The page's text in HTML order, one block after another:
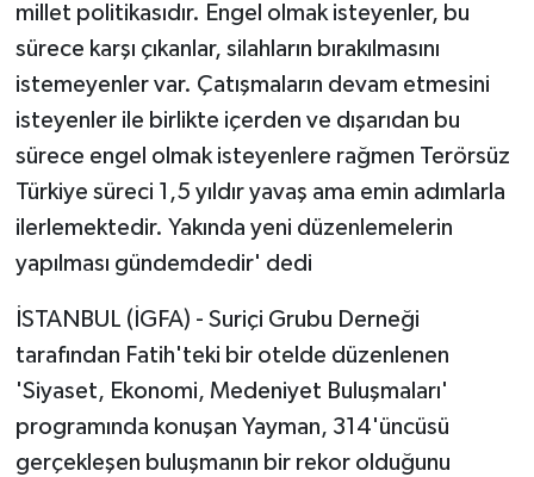
millet politikasıdır. Engel olmak isteyenler, bu
sürece karşı çıkanlar, silahların bırakılmasını
istemeyenler var. Çatışmaların devam etmesini
isteyenler ile birlikte içerden ve dışarıdan bu
sürece engel olmak isteyenlere rağmen Terörsüz
Türkiye süreci 1,5 yıldır yavaş ama emin adımlarla
ilerlemektedir. Yakında yeni düzenlemelerin
yapılması gündemdedir' dedi
İSTANBUL (İGFA) - Suriçi Grubu Derneği
tarafından Fatih'teki bir otelde düzenlenen
'Siyaset, Ekonomi, Medeniyet Buluşmaları'
programında konuşan Yayman, 314'üncüsü
gerçekleşen buluşmanın bir rekor olduğunu